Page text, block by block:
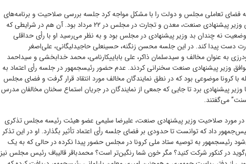
فضای تعاملی مجلس و دولت را با مشکل مواجه کرد جلسه بررسی صلاحیت و برنامه‌های
حسین مدرس‌خیابانی وزیر پیشنهادی صنعت، معدن و تجارت در مجلس در ۲۲ مرداد بود. آن هم در شرایطی که
نه چندان بد وزیر پیشنهادی در مجلس بود و به نظر می‌رسید او با رأی حداقلی
دست پیدا کند. در این جلسه محسن زنگنه، حسینعلی حاجیدلیگانی، علی‌اصغر
به عنوان مخالف و سیدسلمان ذاکر،‌ علی باباییکارنامی، محمد خدابخشی و سیداحمد
وزیر پیشنهادی صنعت سخنرانی کردند. عدم حضور رئیسجمهور در جلسه رأی اعتماد به
با کرونا موضوعی بود که در نطق نمایندگان مخالف مورد انتقاد قرار گرفت و فضای مجلس
پیشنهادی برد تا جایی که جمعی از نمایندگان در جریان استماع سخنان مخالفان مدرس
می‌گفتند.
در مورد صلاحیت وزیر پیشنهادی صنعت، علیرضا سلیمی عضو هیئت رئیسه مجلس تذکری
داد که توانست تا حدودی بر فضای جلسه رأی اعتماد تأثیر بگذارد. او در این تذکر
رئیسجمهور به توصیه ستاد ملی کرونا در مجلس حضور پیدا نکرده در حالی که به یک
در کنکور شرکت کنید؟ مگر خون شما رنگین‌تر است؟ محمدباقر قالیباف رئیس مجلس نیز